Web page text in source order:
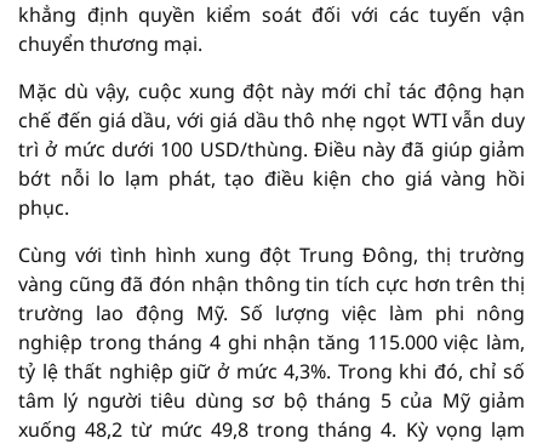
khẳng định quyền kiểm soát đối với các tuyến vận
chuyển thương mại.
Mặc dù vậy, cuộc xung đột này mới chỉ tác động hạn
chế đến giá dầu, với giá dầu thô nhẹ ngọt WTI vẫn duy
trì ở mức dưới 100 USD/thùng. Điều này đã giúp giảm
bớt nỗi lo lạm phát, tạo điều kiện cho giá vàng hồi
phục.
Cùng với tình hình xung đột Trung Đông, thị trường
vàng cũng đã đón nhận thông tin tích cực hơn trên thị
trường lao động Mỹ. Số lượng việc làm phi nông
nghiệp trong tháng 4 ghi nhận tăng 115.000 việc làm,
tỷ lệ thất nghiệp giữ ở mức 4,3%. Trong khi đó, chỉ số
tâm lý người tiêu dùng sơ bộ tháng 5 của Mỹ giảm
xuống 48,2 từ mức 49,8 trong tháng 4. Kỳ vọng lạm